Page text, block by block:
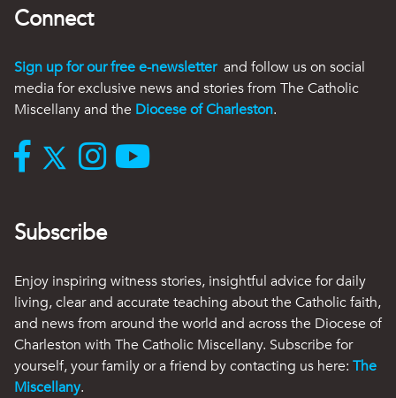
Connect
Sign up for our free e-newsletter and follow us on social
media for exclusive news and stories from The Catholic
Miscellany and the Diocese of Charleston.
Subscribe
Enjoy inspiring witness stories, insightful advice for daily
living, clear and accurate teaching about the Catholic faith,
and news from around the world and across the Diocese of
Charleston with The Catholic Miscellany. Subscribe for
yourself, your family or a friend by contacting us here: The
Miscellany.